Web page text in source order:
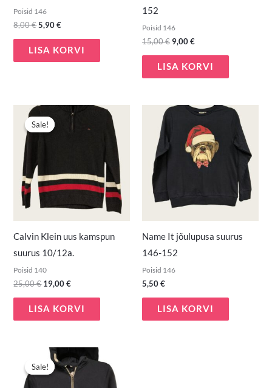
Poisid 146
8,00€5,90€
LISA KORVI
152
Poisid 146
15,00€ 9,00€
LISA KORVI
Sale!
Sale!
Calvin Klein uus kamspun
suurus 10/12a.
Poisid 140
25,00€
hind
oli:
19,00€
Praegune
on:
LISA KORVI
Name It jõulupusa suurus
146-152
Poisid 146
5,50€
LISA KORVI
Sale!
Sale!
Algne
hind
oli:
hind
on:
2,00 €.